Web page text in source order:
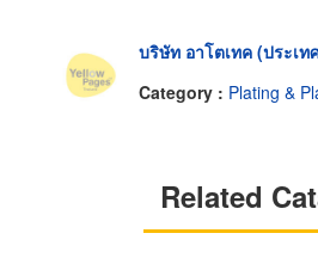
บริษัท อาโตเทค (ประเท
Category : Plating &
Related